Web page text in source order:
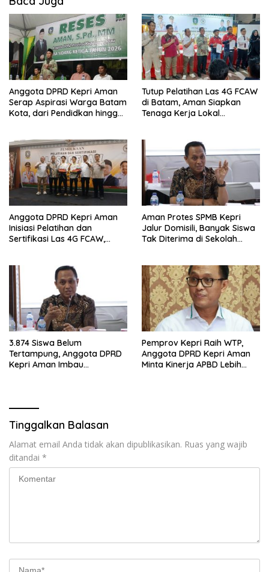
Anggota DPRD Kepri Aman
Serap Aspirasi Warga Batam
Kota, dari Pendidkan hingga
Tutup Pelatihan Las 4G FCAW
di Batam, Aman Siapkan
Tenaga Kerja Lokal
Anggota DPRD Kepri Aman
Inisiasi Pelatihan dan
Sertifikasi Las 4G FCAW,
Aman Protes SPMB Kepri
Jalur Domisili, Banyak Siswa
Tak Diterima di Sekolah
3.874 Siswa Belum
Tertampung, Anggota DPRD
Kepri Aman Imbau
Pemprov Kepri Raih WTP,
Anggota DPRD Kepri Aman
Minta Kinerja APBD Lebih
Tinggalkan Balasan
Alamat email Anda tidak akan dipublikasikan. Ruas yang wajib
ditandai *